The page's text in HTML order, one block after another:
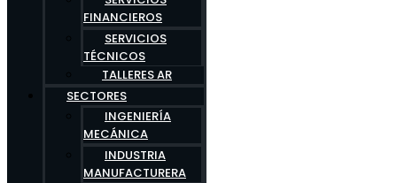
FINANCIEROS
SERVICIOS
TÉCNICOS
TALLERES AR
SECTORES
INGENIERÍA
MECÁNICA
INDUSTRIA
MANUFACTURERA